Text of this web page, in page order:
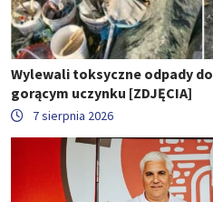
Wylewali toksyczne odpady
gorącym uczynku [ZDJĘCIA]
7 sierpnia 2026